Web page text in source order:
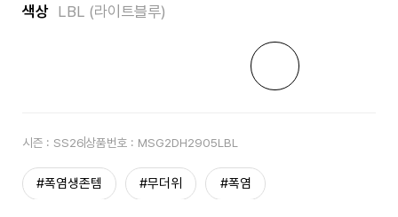
색상 LBL (라이트블루)
시즌 : SS26상품번호 : MSG2DH2905LBL
#폭염생존템 #무더위 #폭염